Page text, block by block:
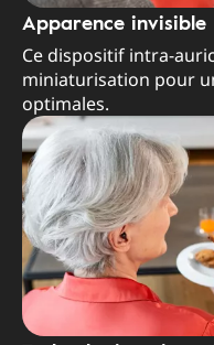
Apparence invisible
Ce dispositif intra-
miniaturisation pour
optimales.